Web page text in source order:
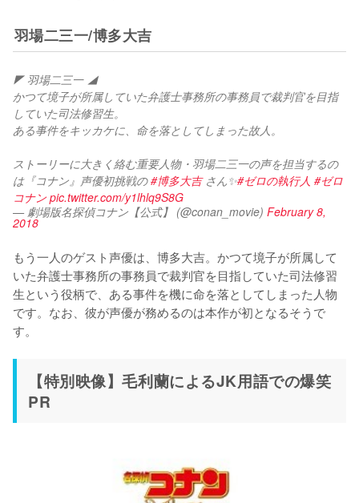
羽場二三一/博多大吉
◤ 羽場二三一 ◢
かつて境子が所属していた弁護士事務所の事務員で裁判官を目指
していた司法修習生。
ある事件をキッカケに、命を落としてしまった故人。
ストーリーに大きく絡む重要人物・羽場二三一の声を担当するの
は『コナン』声優初挑戦の #博多大吉 さん✨#ゼロの執行人 #ゼロ
コナン pic.twitter.com/y1lhlq9S8G
— 劇場版名探偵コナン【公式】 (@conan_movie) February 8,
2018
もう一人のゲスト声優は、博多大吉。かつて境子が所属して
いた弁護士事務所の事務員で裁判官を目指していた司法修習
生という役柄で、ある事件を機に命を落としてしまった人物
です。なお、彼が声優が務めるのは本作が初となるそうで
す。
【特別映像】毛利蘭によるJK用語での爆笑
PR